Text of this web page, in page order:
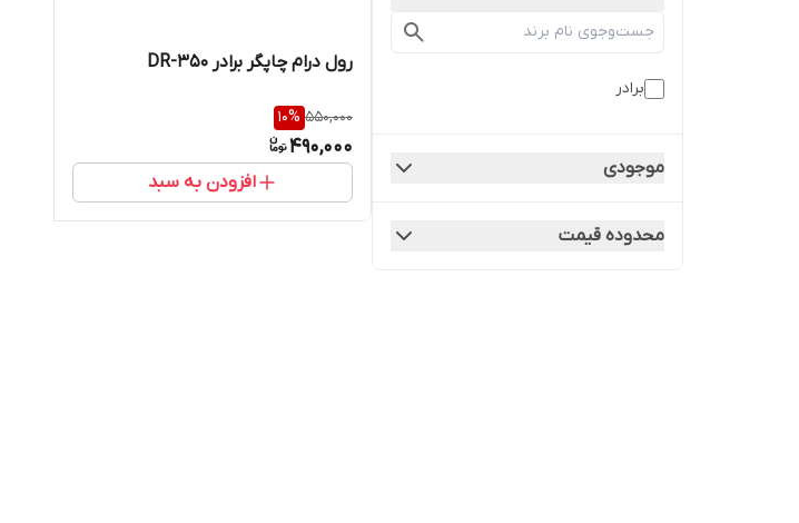
برادر
موجودی
محدوده قیمت
رول درام چاپگر برادر DR-350
550,000
10%
490,000
افزودن به سبد